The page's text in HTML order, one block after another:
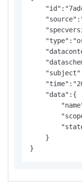
    "data":{
    }
}